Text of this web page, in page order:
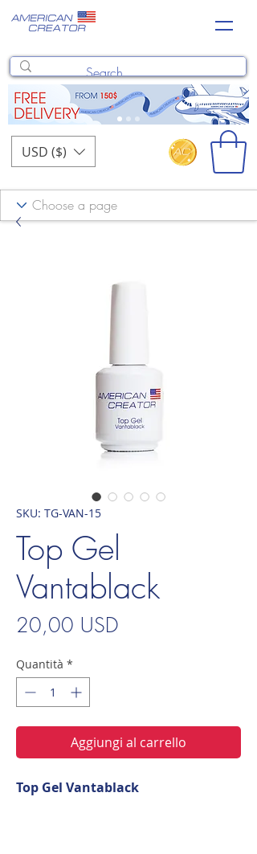
USD ($)
SKU: TG-VAN-15
Top Gel
Vantablack
20,00 USDPrezzo
Quantità *
Aggiungi al carrello
Top Gel Vantablack